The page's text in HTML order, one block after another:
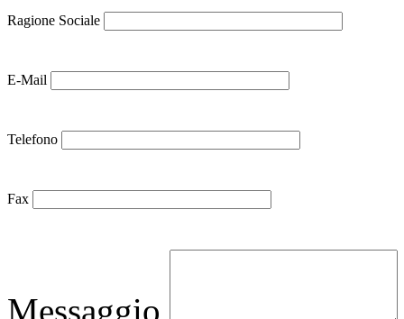
Ragione Sociale
E-Mail
Telefono
Fax
Messaggio